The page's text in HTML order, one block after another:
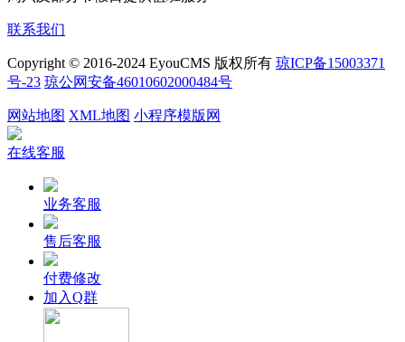
联系我们
Copyright © 2016-2024 EyouCMS 版权所有 琼ICP备15003371
号-23 琼公网安备46010602000484号
网站地图 XML地图 小程序模版网
在线客服
业务客服
售后客服
付费修改
加入Q群